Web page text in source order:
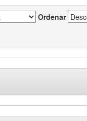
Ordenar